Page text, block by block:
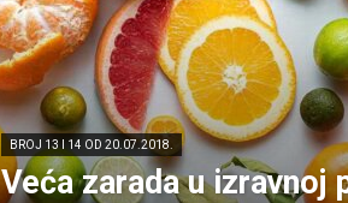
BROJ 13 I 14 OD 20.07.2018.
Veća zarada u izravnoj